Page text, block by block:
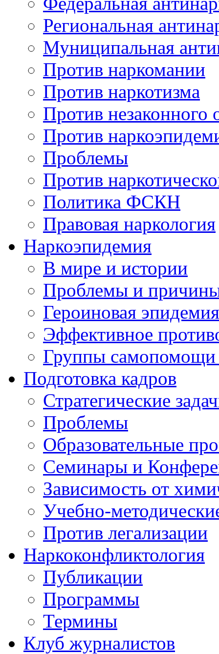
Региональная
Муниципальная
Против наркомании
Против наркотизма
Против незаконного
Против
Проблемы
Против
Политика ФСКН
Правовая наркология
Наркоэпидемия
В мире и истории
Проблемы и
Героиновая эпидемия
Эффективное
Группы самопомощи
Подготовка кадров
Стратегические
Проблемы
Образовательные
Семинары и
Зависимость от
Учебно-
Против легализации
Наркоконфликтология
Публикации
Программы
Термины
Клуб журналистов